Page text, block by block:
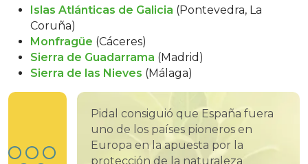
Islas Atlánticas de Galicia (Pontevedra, La
Coruña)
Monfragüe (Cáceres)
Sierra de Guadarrama (Madrid)
Sierra de las Nieves (Málaga)
Pidal consiguió que España fuera
uno de los países pioneros en
Europa en la apuesta por la
protección de la naturaleza